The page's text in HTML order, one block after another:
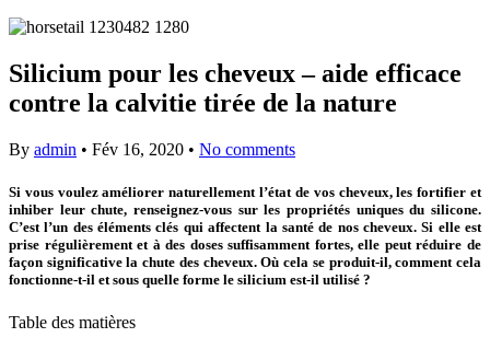
Silicium pour les cheveux – aide efficace
contre la calvitie tirée de la nature
By admin • Fév 16, 2020 • No comments
Si vous voulez améliorer naturellement l’état de vos cheveux, les fortifier et
inhiber leur chute, renseignez-vous sur les propriétés uniques du silicone.
C’est l’un des éléments clés qui affectent la santé de nos cheveux. Si elle est
prise régulièrement et à des doses suffisamment fortes, elle peut réduire de
façon significative la chute des cheveux. Où cela se produit-il, comment cela
fonctionne-t-il et sous quelle forme le silicium est-il utilisé ?
Table des matières